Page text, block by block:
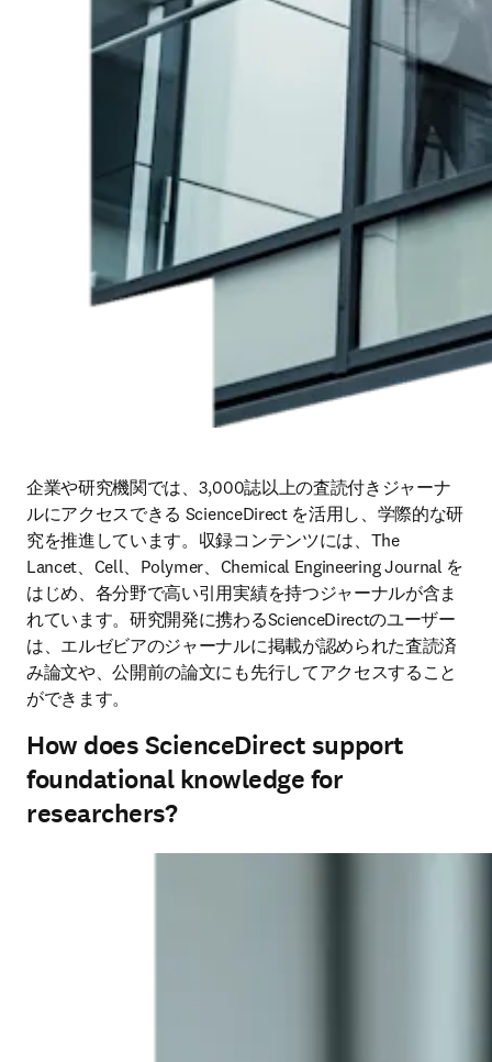
企業や研究機関では、3,000誌以上の査読付きジャーナ
ルにアクセスできる ScienceDirect を活用し、学際的な研
究を推進しています。収録コンテンツには、The
Lancet、Cell、Polymer、Chemical Engineering Journal を
はじめ、各分野で高い引用実績を持つジャーナルが含ま
れています。研究開発に携わるScienceDirectのユーザー
は、エルゼビアのジャーナルに掲載が認められた査読済
み論文や、公開前の論文にも先行してアクセスすること
ができます。
How does ScienceDirect support
foundational knowledge for
researchers?